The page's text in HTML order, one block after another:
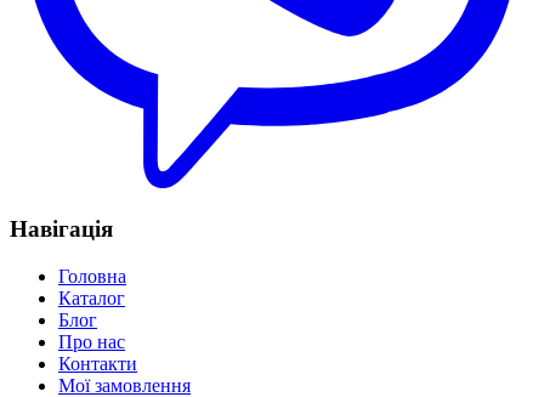
Навігація
Головна
Каталог
Блог
Про нас
Контакти
Мої замовлення